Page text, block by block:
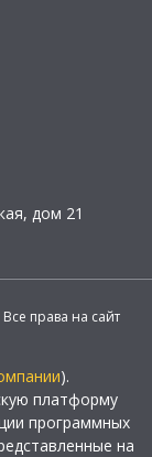
дом 21
права на сайт
).
платформу
программных
на